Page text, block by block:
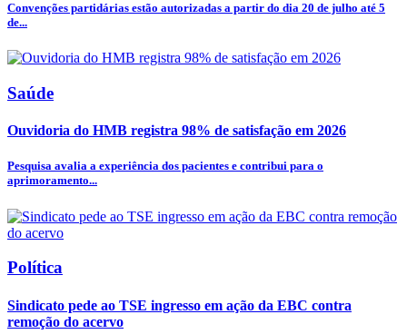
Convenções partidárias estão autorizadas a partir do dia 20 de julho até 5
de...
Saúde
Ouvidoria do HMB registra 98% de satisfação em 2026
Pesquisa avalia a experiência dos pacientes e contribui para o
aprimoramento...
Política
Sindicato pede ao TSE ingresso em ação da EBC contra
remoção do acervo